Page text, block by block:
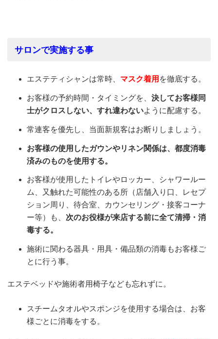
サロンで実施する事
エステティシャンは常時、 マスク着用 を徹底する。
お客様の予約時間・タイミングを、 決してお客様同
士がクロスしない、すれ違わないように配慮する。
常連客を優先し、当面新規客はお断りしましょう。
お客様の使用したガウンやリネン関係は、都度消毒
済みのものを使用する。
お客様が使用したトイレやロッカー、シャワールー
ム、又触れた可能性のある所（店舗入り口、レセプ
ション周り、待合室、カウンセリング・接客コーナ
ー等）も、 次のお役様が来店する前に全て清掃・消
毒する。
施術に関わる器具・用具・備品類の消毒もお客様ご
とに行う事。
エステベッドや施術者用椅子なども忘れずに。
スチームタオルやスポンジを使用する場合は、お客
様ごとに消毒をする。